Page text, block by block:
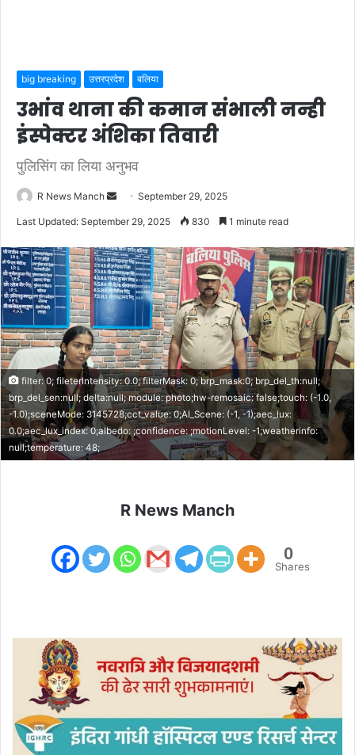
big breaking उत्तरप्रदेश बलिया
उभांव थाना की कमान संभाली नन्ही
इंस्पेक्टर अंशिका तिवारी
पुलिसिंग का लिया अनुभव
R News Manch
SendSeptember 29, 2025
Last Updated: September 29, 2025 830 1 minute read
filter: 0; fileterIntensity: 0.0; filterMask: 0; brp_mask:0; brp_del_th:null;
brp_del_sen:null; delta:null; module: photo;hw-remosaic: false;touch: (-1.0,
-1.0);sceneMode: 3145728;cct_value: 0;AI_Scene: (-1, -1);aec_lux:
0.0;aec_lux_index: 0;albedo: ;confidence: ;motionLevel: -1;weatherinfo:
null;temperature: 48;
R News Manch
0
Shares